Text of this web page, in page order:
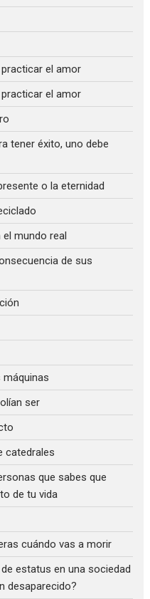
el amor
el amor
tener éxito, uno debe
o la eternidad
mundo real
de sus
máquinas
ser
catedrales
que sabes que
de tu vida
cuándo vas a morir
estatus en una sociedad
desaparecido?